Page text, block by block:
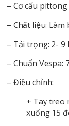
– Cơ cấu
– Chất liệu: Làm
– Tải trọng: 2- 9
– Chuẩn Vespa:
– Điều chỉnh:
+ Tay treo
xuống 15